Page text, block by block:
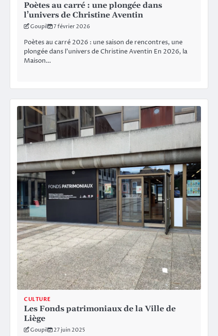
Poètes au carré : une plongée dans
l’univers de Christine Aventin
Goupil 7 février 2026
Poètes au carré 2026 : une saison de rencontres, une
plongée dans l’univers de Christine Aventin En 2026, la
Maison…
CULTURE
Les Fonds patrimoniaux de la Ville de
Liège
Goupil 27 juin 2025